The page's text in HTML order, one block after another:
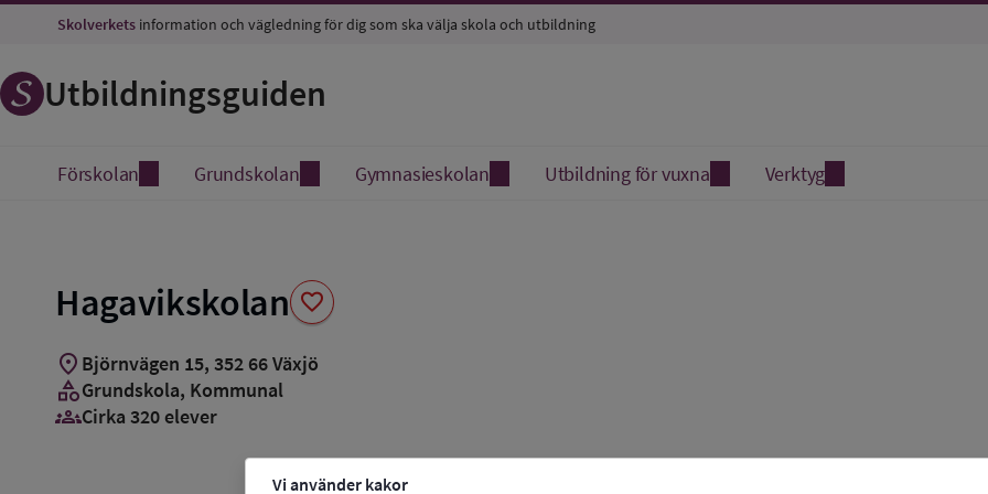
Vi använder kakor
Skolverkets information och vägledning för dig som ska välja skola och utbildning
Utbildningsguiden
Förskolan Grundskolan Gymnasieskolan Utbildning för vuxna Verktyg
Hagavikskolan favorite
Spara
location_on Björnvägen 15, 352 66Växjö
categoryGrundskola, Kommunal
groups_3Cirka 320 elever